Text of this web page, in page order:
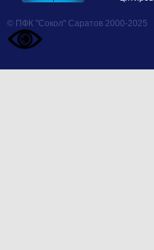
© ПФК "Сокол" Саратов 2000-2025